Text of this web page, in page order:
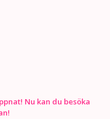
Nu kan du besöka